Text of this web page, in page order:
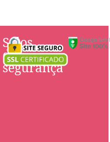
Selos
de
segurança